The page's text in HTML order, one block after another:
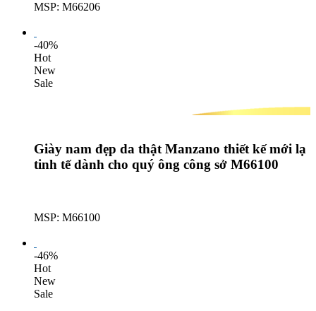
MSP: M66206
-40%
Hot
New
Sale
Giày nam đẹp da thật Manzano thiết kế mới lạ
tinh tế dành cho quý ông công sở M66100
MSP: M66100
-46%
Hot
New
Sale